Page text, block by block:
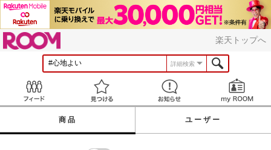
楽天トップへ
詳細検索
見つける お知らせ
商品 ユーザー